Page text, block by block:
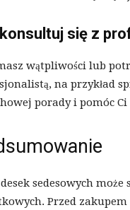
się z
wątpliwości lub
na przykład
porady i pomóc
desek sedesowych
Przed